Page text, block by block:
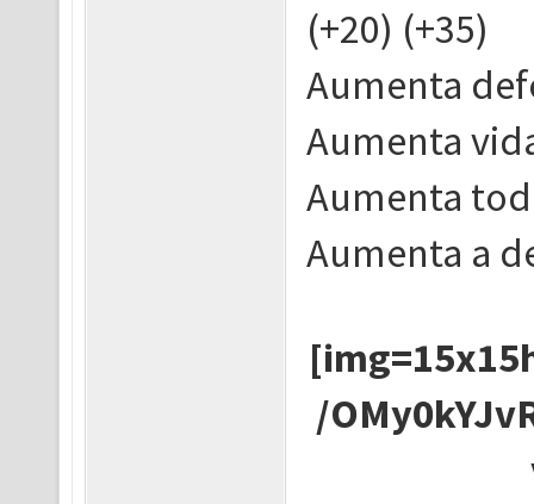
(+20) (+35)
Aumenta
Aumenta
Aumenta
Aumenta a
/